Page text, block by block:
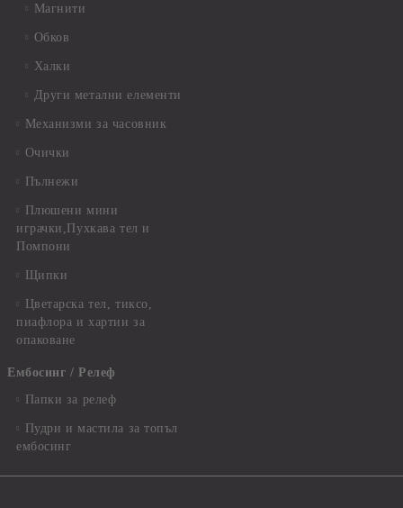
Магнити
Обков
Халки
Други метални елементи
Механизми за часовник
Очички
Пълнежи
Плюшени мини
играчки,Пухкава тел и
Помпони
Щипки
Цветарска тел, тиксо,
пиафлора и хартии за
опаковане
Ембосинг / Релеф
Папки за релеф
Пудри и мастила за топъл
ембосинг